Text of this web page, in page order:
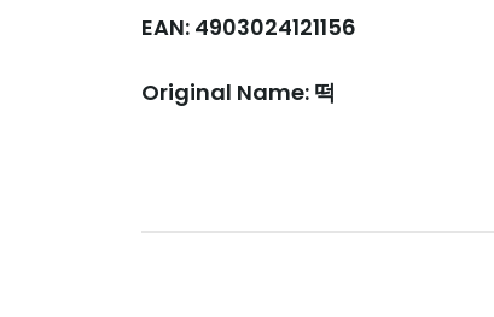
EAN: 4903024121156
Original Name: 떡